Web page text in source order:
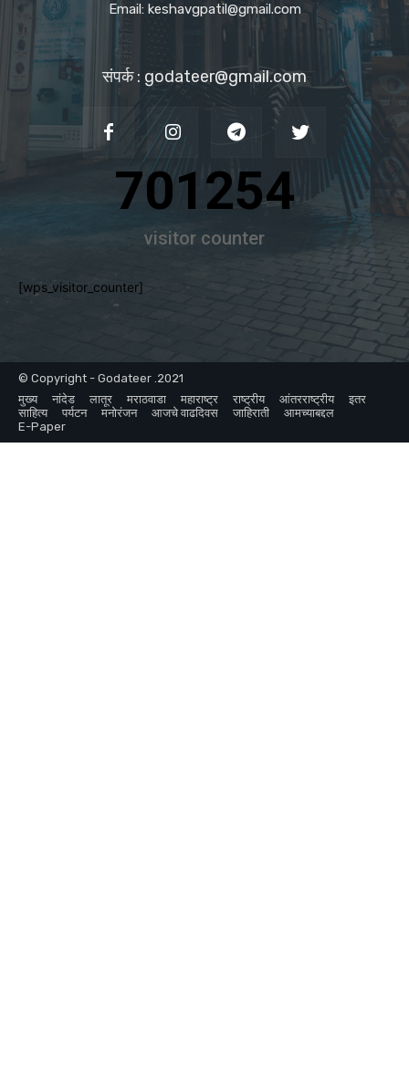
Email: keshavgpatil@gmail.com
संपर्क : godateer@gmail.com
701254
visitor counter
[wps_visitor_counter]
© Copyright - Godateer .2021
मुख्य
नांदेड लातूर मराठवाडा महाराष्ट्र राष्ट्रीय आंतरराष्ट्रीय
इतर
साहित्य
पर्यटन मनोरंजन आजचे वाढदिवस जाहिराती
आमच्याबद्दल
E-Paper